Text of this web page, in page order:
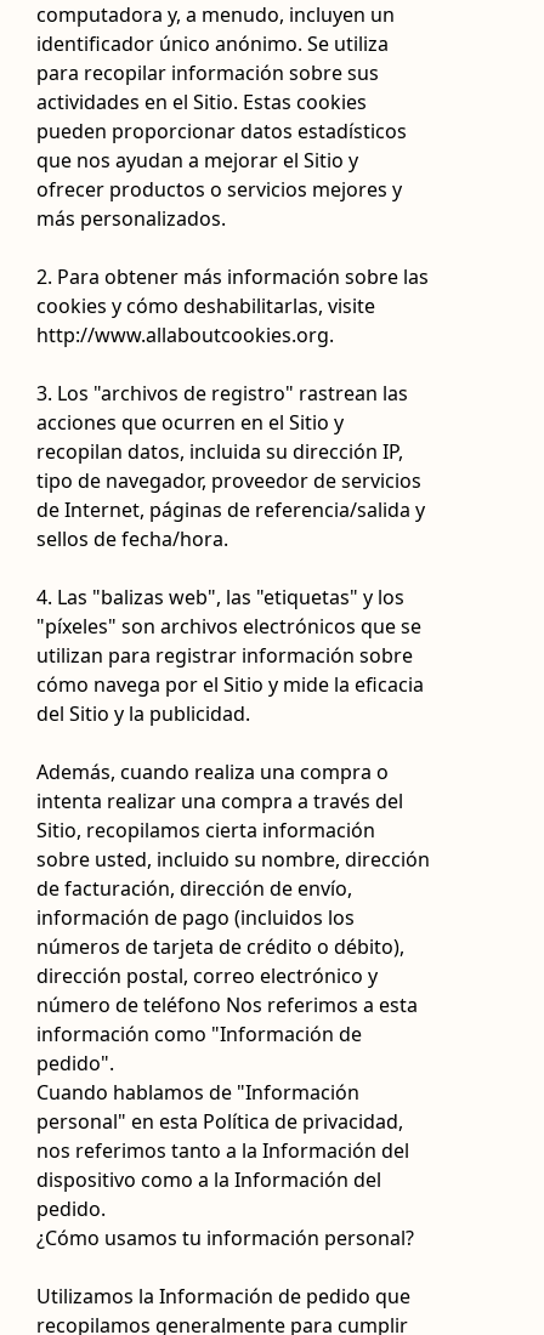
computadora y, a menudo, incluyen un
identificador único anónimo. Se utiliza
para recopilar información sobre sus
actividades en el Sitio. Estas cookies
pueden proporcionar datos estadísticos
que nos ayudan a mejorar el Sitio y
ofrecer productos o servicios mejores y
más personalizados.
2. Para obtener más información sobre las
cookies y cómo deshabilitarlas, visite
http://www.allaboutcookies.org.
3. Los "archivos de registro" rastrean las
acciones que ocurren en el Sitio y
recopilan datos, incluida su dirección IP,
tipo de navegador, proveedor de servicios
de Internet, páginas de referencia/salida y
sellos de fecha/hora.
4. Las "balizas web", las "etiquetas" y los
"píxeles" son archivos electrónicos que se
utilizan para registrar información sobre
cómo navega por el Sitio y mide la eficacia
del Sitio y la publicidad.
Además, cuando realiza una compra o
intenta realizar una compra a través del
Sitio, recopilamos cierta información
sobre usted, incluido su nombre, dirección
de facturación, dirección de envío,
información de pago (incluidos los
números de tarjeta de crédito o débito),
dirección postal, correo electrónico y
número de teléfono Nos referimos a esta
información como "Información de
pedido".
Cuando hablamos de "Información
personal" en esta Política de privacidad,
nos referimos tanto a la Información del
dispositivo como a la Información del
pedido.
¿Cómo usamos tu información personal?
Utilizamos la Información de pedido que
recopilamos generalmente para cumplir